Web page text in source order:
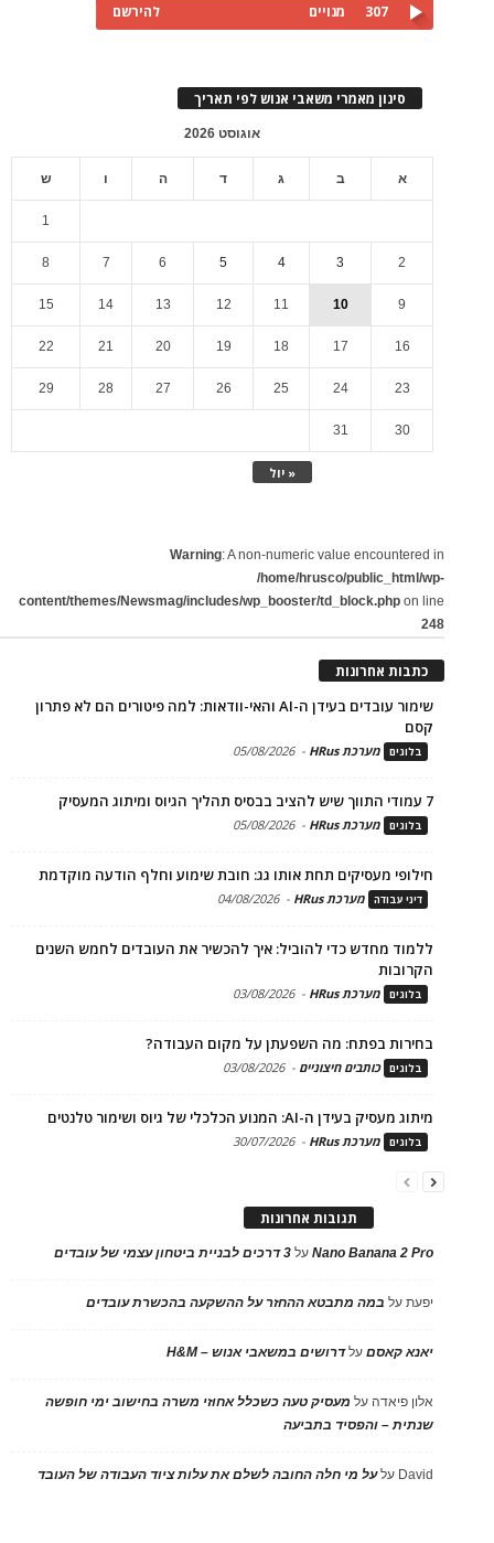
307 מנויים להירשם
סינון מאמרי משאבי אנוש לפי תאריך
אוגוסט 2026
א ב ג ד ה ו ש
« יול
1
2
3
4
5
6
7
8
9
10
11
12
13
14
15
16
17
18
19
20
21
22
23
24
25
26
27
28
29
30
31
Warning: A non-numeric value encountered in
/home/hrusco/public_html/wp-
content/themes/Newsmag/includes/wp_booster/td_block.php on line
248
כתבות אחרונות
שימור עובדים בעידן ה-AI והאי-וודאות: למה פיטורים הם לא פתרון
קסם
בלוגים מערכת HRus -
05/08/2026
7 עמודי התווך שיש להציב בבסיס תהליך הגיוס ומיתוג המעסיק
בלוגים מערכת HRus -
05/08/2026
חילופי מעסיקים תחת אותו גג: חובת שימוע וחלף הודעה מוקדמת
דיני עבודה מערכת HRus -
04/08/2026
ללמוד מחדש כדי להוביל: איך להכשיר את העובדים לחמש השנים
הקרובות
בלוגים מערכת HRus -
03/08/2026
בחירות בפתח: מה השפעתן על מקום העבודה?
בלוגים כותבים חיצוניים -
03/08/2026
מיתוג מעסיק בעידן ה-AI: המנוע הכלכלי של גיוס ושימור טלנטים
בלוגים מערכת HRus -
30/07/2026
תגובות אחרונות
Nano Banana 2 Proעל 3 דרכים לבניית ביטחון עצמי של עובדים
יפעתעל במה מתבטא ההחזר על ההשקעה בהכשרת עובדים
יאנא קאסםעלדרושים במשאבי אנוש – H&M
אלון פיאדה על מעסיק טעה כשכלל אחוזי משרה בחישוב ימי חופשה
שנתית – והפסיד בתביעה
David עלעל מי חלה החובה לשלם את עלות ציוד העבודה של העובד